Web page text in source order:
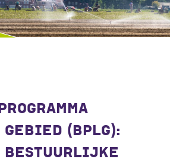
(BPLG):